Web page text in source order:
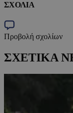
ΣΧΟΛΙΑ
Προβολή σχολίων
ΣΧΕΤΙΚΑ